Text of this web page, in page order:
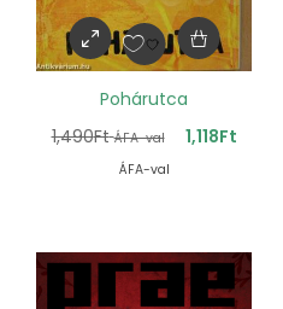
Pohárutca
1,490Ft ÁFA-val 1,118Ft
ÁFA-val